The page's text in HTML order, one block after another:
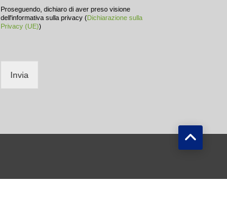
Proseguendo, dichiaro di aver preso visione
dell'informativa sulla privacy (Dichiarazione sulla
Privacy (UE))
Invia